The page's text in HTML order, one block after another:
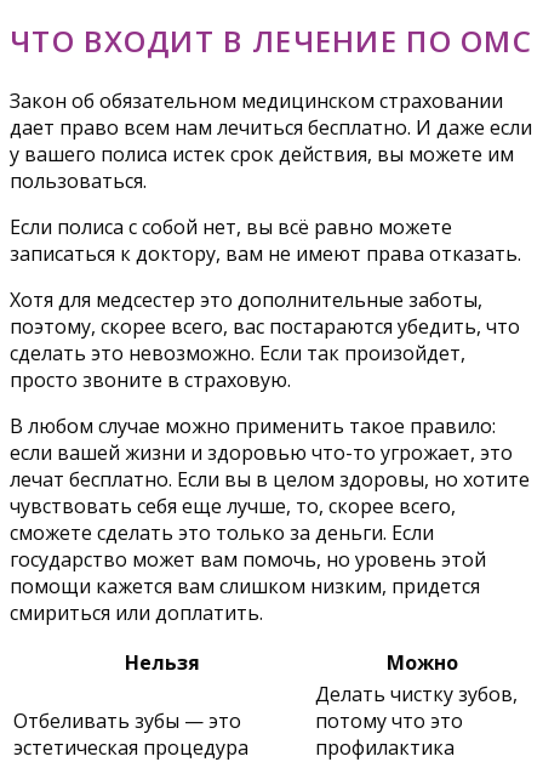
ЧТО ВХОДИТ В ЛЕЧЕНИЕ ПО ОМС
Закон об обязательном медицинском страховании
дает право всем нам лечиться бесплатно. И даже если
у вашего полиса истек срок действия, вы можете им
пользоваться.
Если полиса с собой нет, вы всё равно можете
записаться к доктору, вам не имеют права отказать.
Хотя для медсестер это дополнительные заботы,
поэтому, скорее всего, вас постараются убедить, что
сделать это невозможно. Если так произойдет,
просто звоните в страховую.
В любом случае можно применить такое правило:
если вашей жизни и здоровью что-то угрожает, это
лечат бесплатно. Если вы в целом здоровы, но хотите
чувствовать себя еще лучше, то, скорее всего,
сможете сделать это только за деньги. Если
государство может вам помочь, но уровень этой
помощи кажется вам слишком низким, придется
смириться или доплатить.
Нельзя
Можно
Отбеливать зубы — это
эстетическая процедура
Делать чистку зубов,
потому что это
профилактика